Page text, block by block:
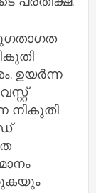
ഉയർന്ന
നികുതി